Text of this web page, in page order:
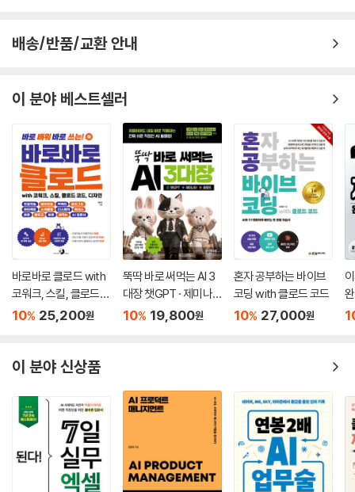
___마우스 제어하기
___메시지 박스
___스크린 샷
[실습] 네이버 날씨 연속으로 자동 캡처하기
[실습] 성적 처리 자동화
___[좀 더 알아보기] 엑셀 실행하기
마무리
CHAPTER 08 웹 크롤링
8.1 웹 크롤링 개요
___웹 크롤링 절차 및 주요 패키지
___크롬 개발자 도구로 웹 구조 파악하기
8.2 웹 데이터 자동 수집
___HTML 소스 가져오기
___HTML 소스를 데이터로 변환하기
[실습] 서점 베스트셀러 정보 가져오기
배송/반품/교환 안내
이 분야 베스트셀러
바로바로 클로드 with
코워크, 스킬, 클로드
코드, 디자인
10% 25,200원
뚝딱 바로 써먹는 AI 3
대장 챗GPT · 제미나
이 · 클로드
10% 19,800원
혼자 공부하는 바이브
코딩 with 클로드 코드
10% 27,000원
이 분야 신상품